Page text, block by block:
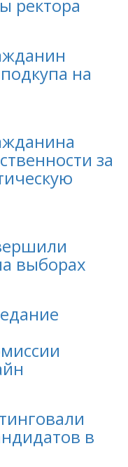
ректора
на
за
выборах
в